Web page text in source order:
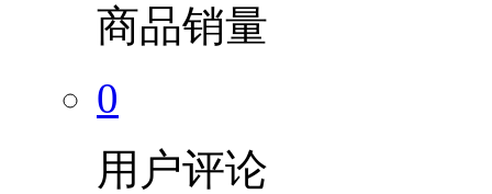
商品销量
0
用户评论